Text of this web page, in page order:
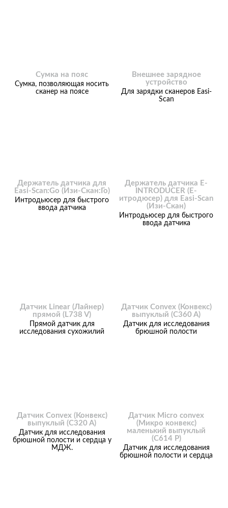
Сумка на пояс
Сумка, позволяющая носить
сканер на поясе
Внешнее зарядное
устройство
Для зарядки сканеров Easi-
Scan
Держатель датчика для
Easi-Scan:Go (Изи-Скан:Го)
Интродьюсер для быстрого
ввода датчика
Держатель датчика E-
INTRODUCER (Е-
итродюсер) для Easi-Scan
(Изи-Скан)
Интродьюсер для быстрого
ввода датчика
Датчик Linear (Лайнер)
прямой (L738 V)
Прямой датчик для
исследования сухожилий
Датчик Convex (Конвекс)
выпуклый (C360 A)
Датчик для исследования
брюшной полости
Датчик Convex (Конвекс)
выпуклый (C320 A)
Датчик для исследования
брюшной полости и сердца у
МДЖ.
Датчик Micro convex
(Микро конвекс)
маленький выпуклый
(C614 P)
Датчик для исследования
брюшной полости и сердца